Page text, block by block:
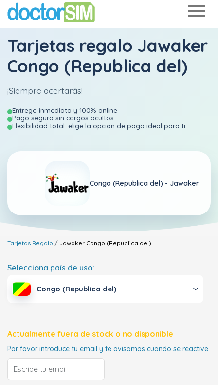
Tarjetas regalo Jawaker
Congo (Republica del)
¡Siempre acertarás!
Entrega inmediata y 100% online
Pago seguro sin cargos ocultos
Flexibilidad total: elige la opción de pago ideal para ti
Congo (Republica del) - Jawaker
Tarjetas Regalo Jawaker Congo (Republica del)
Selecciona país de uso:
Congo (Republica del)
Actualmente fuera de stock o no disponible
Por favor introduce tu email y te avisamos cuando se reactive.